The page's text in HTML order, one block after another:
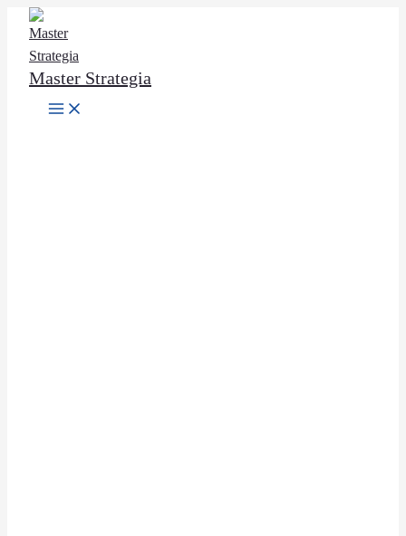
contenido
Master Strategia